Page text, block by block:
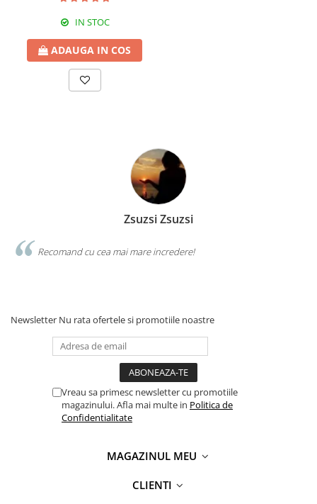
IN STOC
ADAUGA IN COS
Zsuzsi Zsuzsi
Recomand cu cea mai mare incredere!
Newsletter Nu rata ofertele si promotiile noastre
Vreau sa primesc newsletter cu promotiile
magazinului. Afla mai multe in Politica de
Confidentialitate
MAGAZINUL MEU
CLIENTI